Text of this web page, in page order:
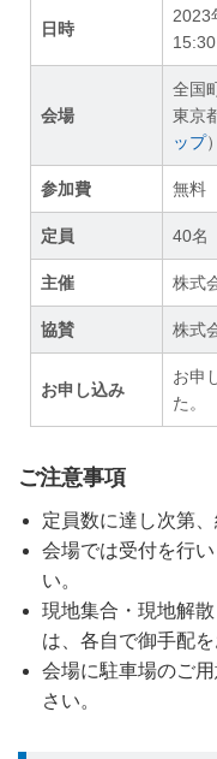
日時
2023
会場
全国
東京
ップ）
参加費 無料
定員 40名
主催 株式
協賛 株式
お申し込み
お申
た。
ご注意事項
定員数に達し次第、
会場では受付を行
い。
現地集合・現地解
は、各自で御手配
会場に駐車場のご
さい。